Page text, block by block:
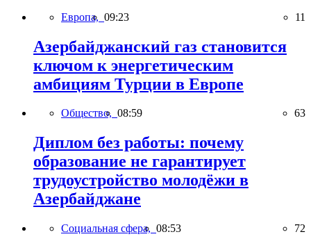
Европа, 09:23 11
Азербайджанский газ становится
ключом к энергетическим
амбициям Турции в Европе
Общество, 08:59 63
Диплом без работы: почему
образование не гарантирует
трудоустройство молодёжи в
Азербайджане
Социальная сфера, 08:53 72